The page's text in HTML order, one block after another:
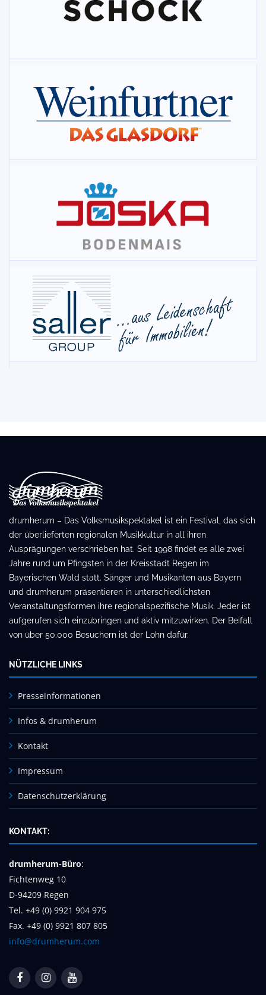
drumherum – Das Volksmusikspektakel ist ein Festival, das sich
der überlieferten regionalen Musikkultur in all ihren
Ausprägungen verschrieben hat. Seit 1998 findet es alle zwei
Jahre rund um Pfingsten in der Kreisstadt Regen im
Bayerischen Wald statt. Sänger und Musikanten aus Bayern
und drumherum präsentieren in unterschiedlichsten
Veranstaltungsformen ihre regionalspezifische Musik. Jeder ist
aufgerufen sich einzubringen und aktiv mitzuwirken. Der Beifall
von über 50.000 Besuchern ist der Lohn dafür.
NÜTZLICHE LINKS
Presseinformationen
Infos & drumherum
Kontakt
Impressum
Datenschutzerklärung
KONTAKT:
drumherum-Büro:
Fichtenweg 10
D-94209 Regen
Tel. +49 (0) 9921 904 975
Fax. +49 (0) 9921 807 805
info@drumherum.com